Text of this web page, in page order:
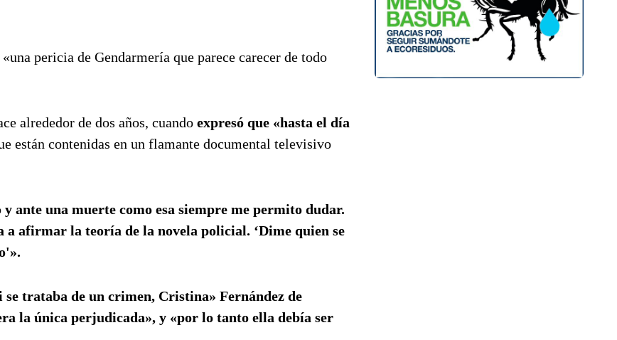
pericia de Gendarmería que parece carecer de todo
alrededor de dos años, cuando expresó que «hasta el día
están contenidas en un flamante documental televisivo
ante una muerte como esa siempre me permito dudar.
a afirmar la teoría de la novela policial. ‘Dime quien se
se trataba de un crimen, Cristina» Fernández de
la única perjudicada», y «por lo tanto ella debía ser